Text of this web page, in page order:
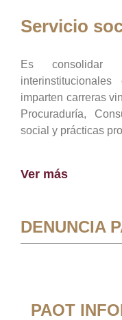
Servicio
Es consolidar
imparten carreras
Procuraduría,
social y prácticas
Ver más
DENUNCIA
PAOT